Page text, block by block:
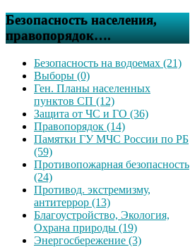
Безопасность населения,
правопорядок….
Безопасность на водоемах (21)
Выборы (0)
Ген. Планы населенных
пунктов СП (12)
Защита от ЧС и ГО (36)
Правопорядок (14)
Памятки ГУ МЧС России по РБ
(59)
Противопожарная безопасность
(24)
Противод. экстремизму,
антитеррор (13)
Благоустройство, Экология,
Охрана природы (19)
Энергосбережение (3)